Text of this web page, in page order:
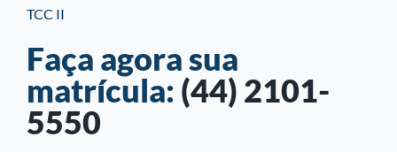
TCC II
Faça agora sua
matrícula: (44) 2101-
5550